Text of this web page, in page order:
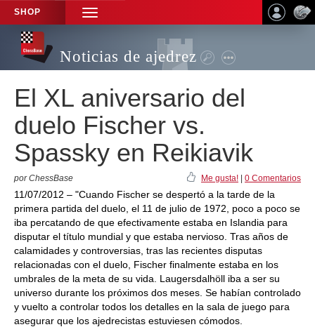
SHOP
TOGGLE
NAVIGATION
Noticias de ajedrez
El XL aniversario del
duelo Fischer vs.
Spassky en Reikiavik
por ChessBase Me gusta! 0 Comentarios
11/07/2012 – "Cuando Fischer se despertó a la tarde de la
primera partida del duelo, el 11 de julio de 1972, poco a poco se
iba percatando de que efectivamente estaba en Islandia para
disputar el título mundial y que estaba nervioso. Tras años de
calamidades y controversias, tras las recientes disputas
relacionadas con el duelo, Fischer finalmente estaba en los
umbrales de la meta de su vida. Laugersdalhöll iba a ser su
universo durante los próximos dos meses. Se habían controlado
y vuelto a controlar todos los detalles en la sala de juego para
asegurar que los ajedrecistas estuviesen cómodos.